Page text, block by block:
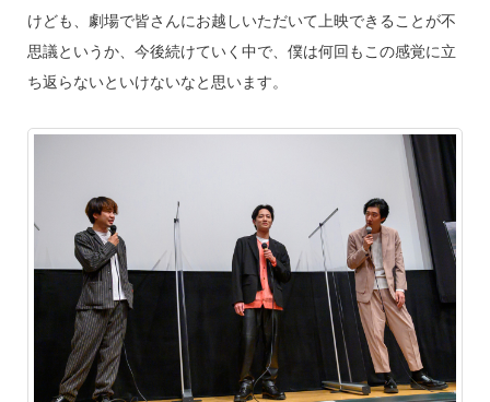
けども、劇場で皆さんにお越しいただいて上映できることが不
思議というか、今後続けていく中で、僕は何回もこの感覚に立
ち返らないといけないなと思います。